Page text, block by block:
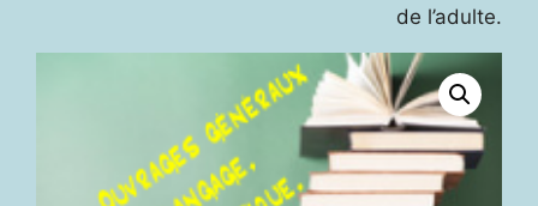
de l’adulte.